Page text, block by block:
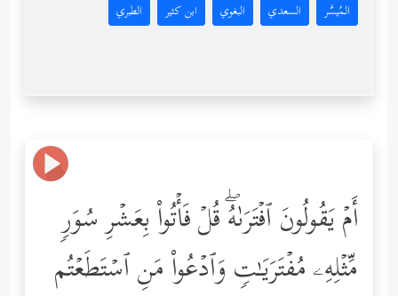
المُيسَّر السعدي البغوي ابن كثير الطبري
أَمۡ یَقُولُونَ ٱفۡتَرَىٰهُۖ قُلۡ فَأۡتُواْ بِعَشۡرِ سُوَرࣲ
مِّثۡلِهِۦ مُفۡتَرَیَـٰتࣲ وَٱدۡعُواْ مَنِ ٱسۡتَطَعۡتُم